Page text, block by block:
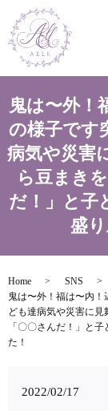
鬼は〜外！
の様子です
病気や災害
ら豆まき
だ！」と子
盛
Home
SNS
鬼は〜外！福は〜内
ども達病気や災害に
「〇〇さんだ！」と
た！
2022/02/17